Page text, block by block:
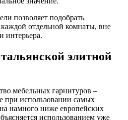
позволяет подобрать
отдельной комнаты, вне
интерьера.
элитной
мебельных гарнитуров –
при использовании самых
намного ниже европейских
использованием уже